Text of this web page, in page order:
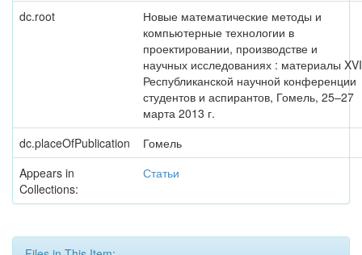
dc.root
Новые математические методы и
компьютерные технологии в
проектировании, производстве и
научных исследованиях : материалы XVI
Республиканской научной конференции
студентов и аспирантов, Гомель, 25–27
марта 2013 г.
dc.placeOfPublication
Гомель
Appears in
Collections:
Статьи